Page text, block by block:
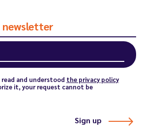
and understood the privacy policy
it, your request cannot be
Sign up